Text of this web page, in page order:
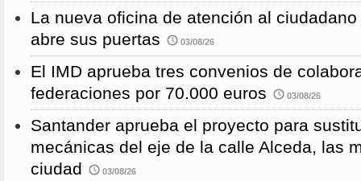
La nueva oficina de atención al
abre sus puertas
03/08/26
El IMD aprueba tres convenios de
federaciones por 70.000 euros
03/08/26
Santander aprueba el proyecto para
mecánicas del eje de la calle Alceda, las
ciudad
03/08/26